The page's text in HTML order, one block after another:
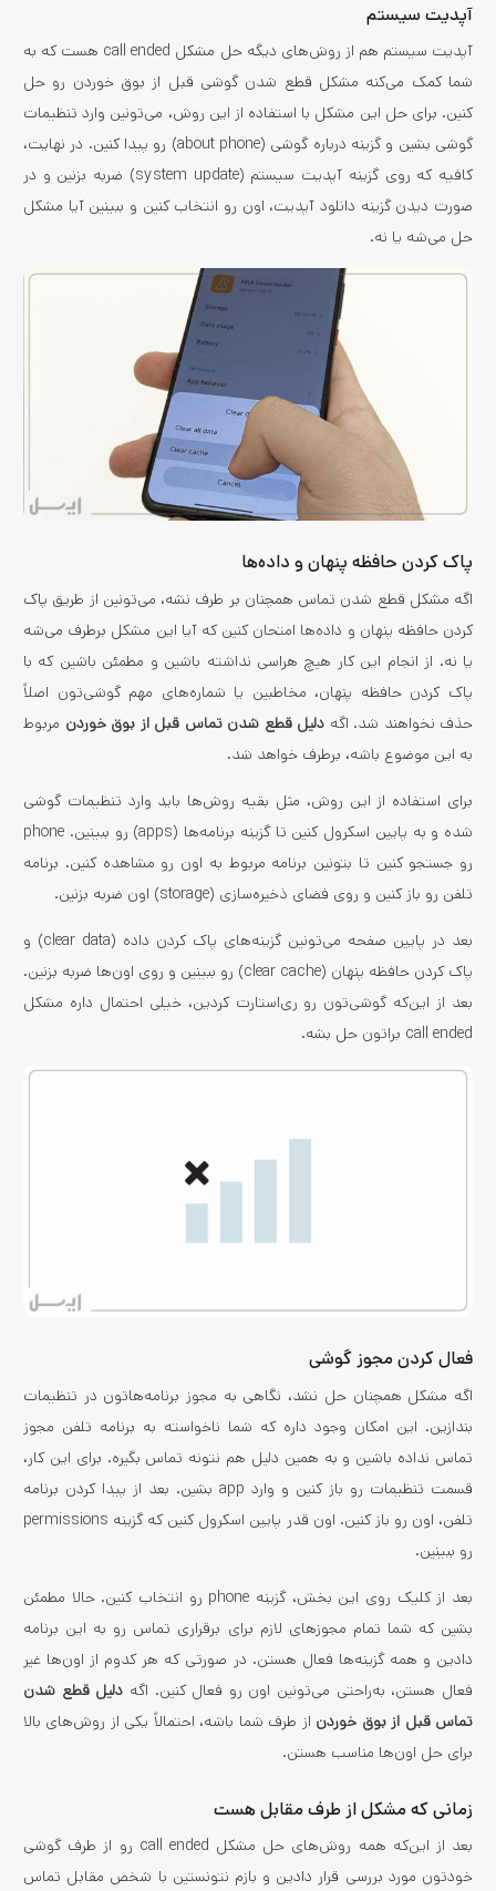
آپدیت سیستم
آپدیت سیستم هم از روش‌های دیگه حل مشکل call ended هست که به
شما کمک می‌کنه مشکل قطع شدن گوشی قبل از بوق خوردن رو حل
کنین. برای حل این مشکل با استفاده از این روش، می‌تونین وارد تنظیمات
گوشی بشین و گزینه درباره گوشی (about phone) رو پیدا کنین. در نهایت،
کافیه که روی گزینه آپدیت سیستم (system update) ضربه بزنین و در
صورت دیدن گزینه دانلود آپدیت، اون رو انتخاب کنین و ببینین آیا مشکل
حل می‌شه یا نه.
پاک کردن حافظه پنهان و داده‌ها
اگه مشکل قطع شدن تماس همچنان بر طرف نشه، می‌تونین از طریق پاک
کردن حافظه پنهان و داده‌ها امتحان کنین که آیا این مشکل برطرف می‌شه
یا نه. از انجام این کار هیچ هراسی نداشته باشین و مطمئن باشین که با
پاک کردن حافظه پنهان، مخاطبین یا شماره‌های مهم گوشی‌تون اصلاً
حذف نخواهند شد. اگه دلیل قطع شدن تماس قبل از بوق خوردن مربوط
به این موضوع باشه، برطرف خواهد شد.
برای استفاده از این روش، مثل بقیه روش‌ها باید وارد تنظیمات گوشی
شده و به پایین اسکرول کنین تا گزینه برنامه‌ها (apps) رو ببینین. phone
رو جستجو کنین تا بتونین برنامه مربوط به اون رو مشاهده کنین. برنامه
تلفن رو باز کنین و روی فضای ذخیره‌سازی (storage) اون ضربه بزنین.
بعد در پایین صفحه می‌تونین گزینه‌های پاک کردن داده (clear data) و
پاک کردن حافظه پنهان (clear cache) رو ببینین و روی اون‌ها ضربه بزنین.
بعد از این‌که گوشی‌تون رو ری‌استارت کردین، خیلی احتمال داره مشکل
call ended براتون حل بشه.
فعال کردن مجوز گوشی
اگه مشکل همچنان حل نشد، نگاهی به مجوز برنامه‌هاتون در تنظیمات
بندازین. این امکان وجود داره که شما ناخواسته به برنامه تلفن مجوز
تماس نداده باشین و به همین دلیل هم نتونه تماس بگیره. برای این کار،
قسمت تنظیمات رو باز کنین و وارد app بشین. بعد از پیدا کردن برنامه
تلفن، اون رو باز کنین. اون قدر پایین اسکرول کنین که گزینه permissions
رو ببینین.
بعد از کلیک روی این بخش، گزینه phone رو انتخاب کنین. حالا مطمئن
بشین که شما تمام مجوزهای لازم برای برقراری تماس رو به این برنامه
دادین و همه گزینه‌ها فعال هستن. در صورتی که هر کدوم از اون‌ها غیر
فعال هستن، به‌راحتی می‌تونین اون رو فعال کنین. اگه دلیل قطع شدن
تماس قبل از بوق خوردن از طرف شما باشه، احتمالاً یکی از روش‌های بالا
برای حل اون‌ها مناسب هستن.
زمانی که مشکل از طرف مقابل هست
بعد از این‌که همه روش‌های حل مشکل call ended رو از طرف گوشی
خودتون مورد بررسی قرار دادین و بازم نتونستین با شخص مقابل تماس